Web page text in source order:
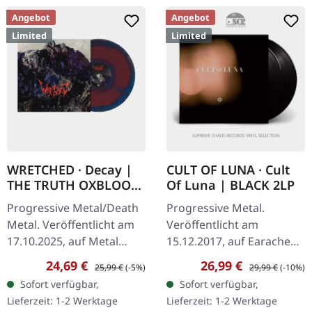
Angebot
Limited
WRETCHED · Decay |
THE TRUTH OXBLOOD
BLUE SILVER LP
Progressive Metal/Death
Metal. Veröffentlicht am
17.10.2025, auf Metal
Blade Records.
Dunkelrot/Blau/Silber
"The Truth" Vinyl mit
Insert und…
Verkaufspreis:
24,69 € Regulärer Preis:
25,99 €(-5%)
Sofort verfügbar,
Lieferzeit: 1-2 Werktage
Angebot
Limited
CULT OF LUNA · Cult
Of Luna | BLACK 2LP
Progressive Metal.
Veröffentlicht am
15.12.2017, auf Earache
Records. Limitiertes
schwarzes Doppel-Vinyl
im Gatefold-Cover. Die
schwedischen…
Verkaufspreis:
26,99 € Regulärer Preis:
29,99 €(-10%)
Sofort verfügbar,
Lieferzeit: 1-2 Werktage